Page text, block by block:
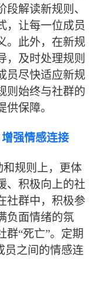
解读新规则、
，让每一位成员
。此外，在新规
，及时处理规则
员尽快适应新规
则始终与社群的
保障。
强情感连接
规则上，更体
、积极向上的社
社群中，积极参
负面情绪的氛
群“死亡”。定期
员之间的情感连